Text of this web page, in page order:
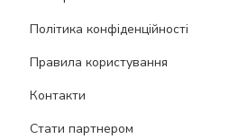
Політика конфіденційності
Правила користування
Контакти
Стати партнером